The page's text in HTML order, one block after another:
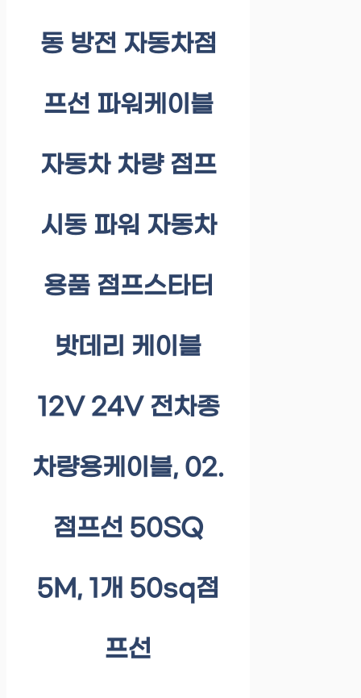
동 방전 자동차점
프선 파워케이블
자동차 차량 점프
시동 파워 자동차
용품 점프스타터
밧데리 케이블
12V 24V 전차종
차량용케이블, 02.
점프선 50SQ
5M, 1개 50sq점
프선